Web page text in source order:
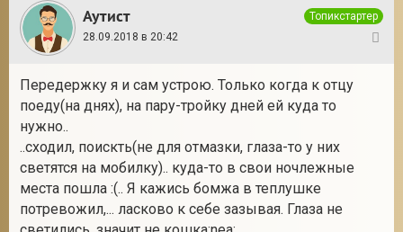
Аутист
Топикстартер
28.09.2018 в 20:42
Передержку я и сам устрою. Только когда к отцу
поеду(на днях), на пару-тройку дней ей куда то
нужно..
..сходил, поискть(не для отмазки, глаза-то у них
светятся на мобилку).. куда-то в свои ночлежные
места пошла :(.. Я кажись бомжа в теплушке
потревожил,... ласково к себе зазывая. Глаза не